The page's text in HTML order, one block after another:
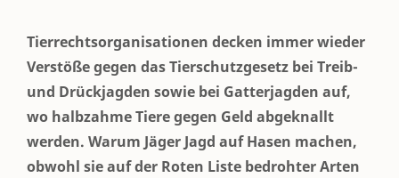
Tierrechtsorganisationen decken immer wieder
Verstöße gegen das Tierschutzgesetz bei Treib-
und Drückjagden sowie bei Gatterjagden auf,
wo halbzahme Tiere gegen Geld abgeknallt
werden. Warum Jäger Jagd auf Hasen machen,
obwohl sie auf der Roten Liste bedrohter Arten